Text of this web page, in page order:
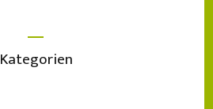
Kategorien